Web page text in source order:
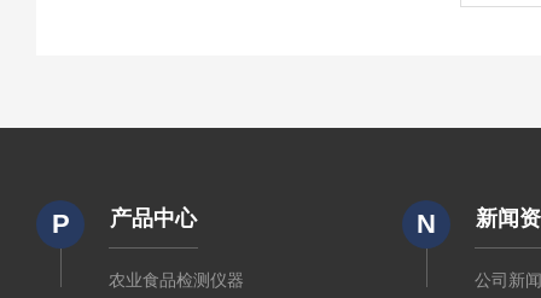
P 产品中心
农业食品检测仪器
N 新闻
公司新